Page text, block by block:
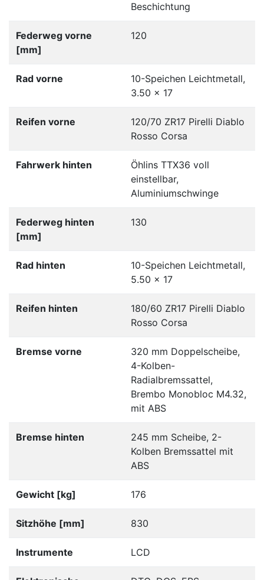
Beschichtung
Federweg vorne
[mm]
120
Rad vorne
10-Speichen Leichtmetall,
3.50 x 17
Reifen vorne
120/70 ZR17 Pirelli Diablo
Rosso Corsa
Fahrwerk hinten
Öhlins TTX36 voll
einstellbar,
Aluminiumschwinge
Federweg hinten
[mm]
130
Rad hinten
10-Speichen Leichtmetall,
5.50 x 17
Reifen hinten
180/60 ZR17 Pirelli Diablo
Rosso Corsa
Bremse vorne
320 mm Doppelscheibe,
4-Kolben-
Radialbremssattel,
Brembo Monobloc M4.32,
mit ABS
Bremse hinten
245 mm Scheibe, 2-
Kolben Bremssattel mit
ABS
Gewicht [kg] 176
Sitzhöhe [mm] 830
Instrumente LCD